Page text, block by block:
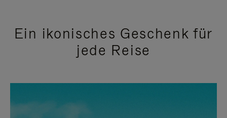
Ein ikonisches Geschenk für
jede Reise